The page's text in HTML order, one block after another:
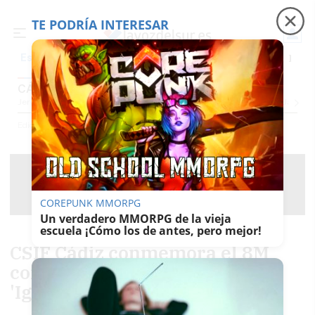
Es noticia Precio luz Ceuta Carreras de caballos
CÁDIZ
JerezProvincia CádizCádizSevillaMálagaHuelvaGranadaCórdobaJaén
Ediciones Cádiz
CSIF Cádiz conmemora el 8M
con una exposición de fotos
'Igualdad y Respeto'
TE PODRÍA INTERESAR
COREPUNK MMORPG
Un verdadero MMORPG de la vieja
escuela ¡Cómo los de antes, pero mejor!